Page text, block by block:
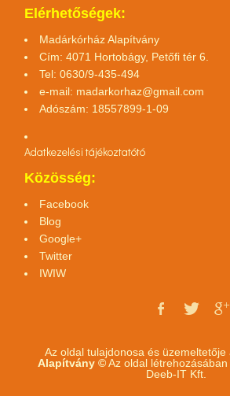
Elérhetőségek:
Madárkórház Alapítvány
Cím: 4071 Hortobágy, Petőfi tér 6.
Tel: 0630/9-435-494
e-mail: madarkorhaz@gmail.com
Adószám: 18557899-1-09
Adatkezelési tájékoztatótó
Közösség:
Facebook
Blog
Google+
Twitter
IWIW
Az oldal tulajdonosa és üzemeltetője
Alapítvány ©Az oldal
Deeb-IT Kft.